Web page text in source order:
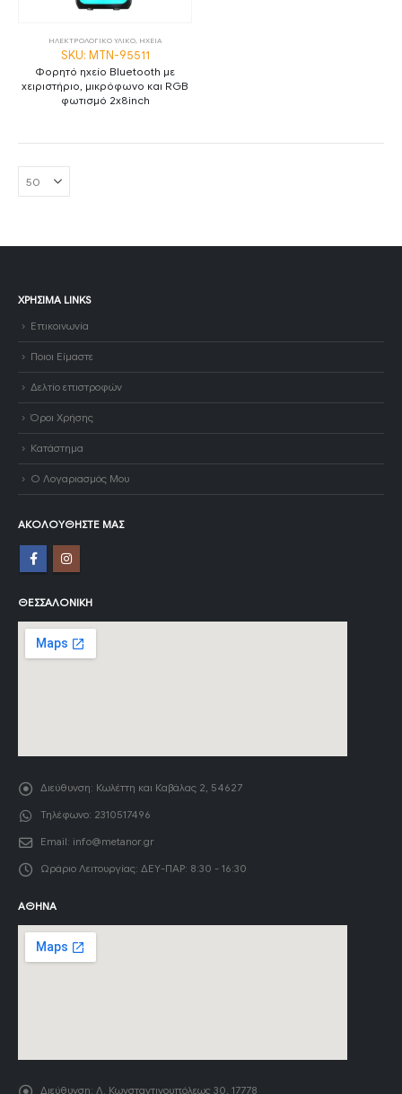
ΗΛΕΚΤΡΟΛΟΓΙΚΟ ΥΛΙΚΟ ΗΧΕΙΑ
SKU: MTN-95511
Φορητό ηχείο Bluetooth με
χειριστήριο, μικρόφωνο και RGB
φωτισμό 2x8inch
ΧΡΉΣΙΜΑ LINKS
Επικοινωνία
Ποιοι Είμαστε
Δελτίο επιστροφών
Όροι Χρήσης
Κατάστημα
Ο Λογαριασμός Μου
ΑΚΟΛΟΥΘΉΣΤΕ ΜΑΣ
ΘΕΣΣΑΛΟΝΊΚΗ
Διεύθυνση: Κωλέττη και Καβάλας 2, 54627
Τηλέφωνο: 2310517496
Email: info@metanor.gr
Ωράριο Λειτουργίας: ΔΕΥ-ΠΑΡ: 8:30 - 16:30
ΑΘΉΝΑ
Διεύθυνση: Λ. Κωνσταντινουπόλεως 30, 17778